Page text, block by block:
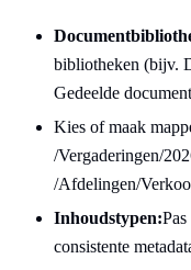
bibliotheken (bijv.
Gedeelde
Kies of maak
/Vergaderingen/
/Afdelingen/
Inhoudstypen:
consistente